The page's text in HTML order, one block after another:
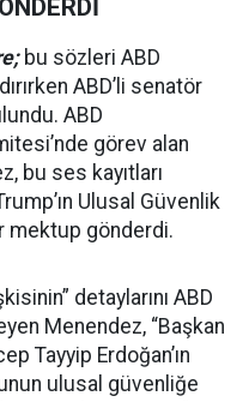
bu sözleri ABD
ABD’li senatör
ABD
görev alan
bu ses kayıtları
Ulusal Güvenlik
mektup gönderdi.
detaylarını ABD
Menendez, “Başkan
Tayyip Erdoğan’ın
ulusal güvenliğe